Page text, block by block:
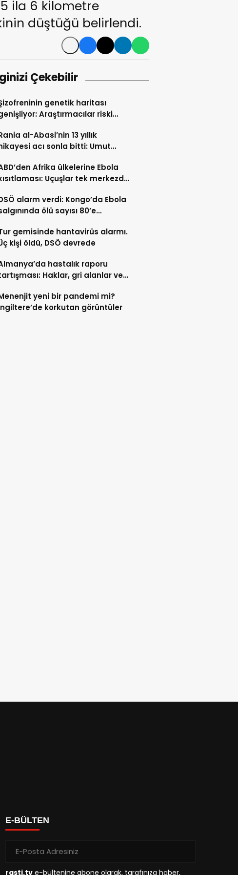
ila 6 kilometre
düştüğü belirlendi.
Çekebilir
genetik haritası
Araştırmacılar riski
al-Abasi’nin 13 yıllık
acı sonla bitti: Umut
Afrika ülkelerine Ebola
Uçuşlar tek merkezde
alarm verdi: Kongo’da Ebola
ölü sayısı 80’e
gemisinde hantavirüs alarmı.
kişi öldü, DSÖ devrede
hastalık raporu
Haklar, gri alanlar ve
yeni bir pandemi mi?
korkutan görüntüler
E-BÜLTEN
rasti.tv e-bültenine abone olarak, tarafınıza haber,